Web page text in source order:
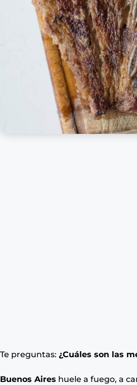
Te preguntas: ¿Cuáles son las
Buenos Aires huele a fuego, a